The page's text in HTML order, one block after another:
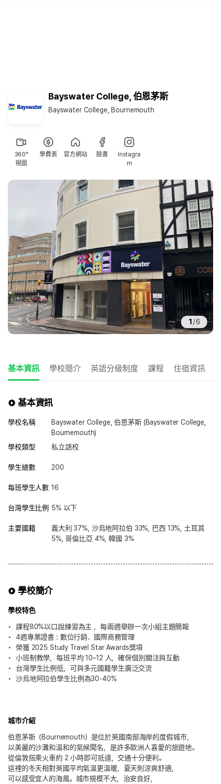
Bayswater College, 伯恩茅斯
Bayswater College, Bournemouth
360°
視圖
學費表 官方網站 臉書
Instagra
m
1 /6
基本資訊 學校簡介 英語分級制度 課程 住宿資訊
基本資訊
學校名稱
Bayswater College, 伯恩茅斯 (Bayswater College,
Bournemouth)
學校類型
私立語校
學生總數 200
每班學生人數 16
台灣學生比例 5% 以下
主要國籍
義大利 37%, 沙烏地阿拉伯 33%, 巴西 13%, 土耳其
5%, 哥倫比亞 4%, 韓國 3%
學校簡介
學校特色
課程80%以口說練習為主 ，每兩週舉辦一次小組主題簡報
4週專業證書 : 數位行銷、國際商務管理
榮獲 2025 Study Travel Star Awards獎項
小班制教學，每班平均 10–12 人，確保個別關注與互動
台灣學生比例低，可與多元國籍學生廣泛交流
沙烏地阿拉伯學生比例為30-40%
城市介紹
伯恩茅斯（Bournemouth）是位於英國南部海岸的度假城市，
以美麗的沙灘和溫和的氣候聞名，是許多歐洲人喜愛的旅遊地。
從倫敦搭乘火車約 2 小時即可抵達，交通十分便利。
這裡的冬天相對英國平均氣溫更溫暖，夏天則涼爽舒適，
可以感受宜人的海風。城市規模不大，治安良好，